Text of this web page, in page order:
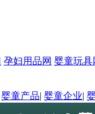
孕妇用品网 婴童玩具
婴童产品| 婴童企业|